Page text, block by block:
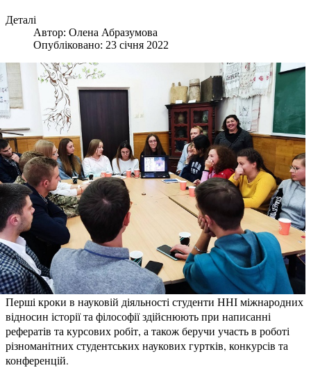
Деталі
Автор: Олена Абразумова
Опубліковано: 23 січня 2022
Перші кроки в науковій діяльності студенти ННІ міжнародних
відносин історії та філософії здійснюють при написанні
рефератів та курсових робіт, а також беручи участь в роботі
різноманітних студентських наукових гуртків, конкурсів та
конференцій.